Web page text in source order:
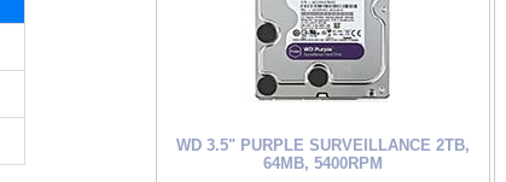
WD 3.5" PURPLE SURVEILLANCE 2TB,
64MB, 5400RPM